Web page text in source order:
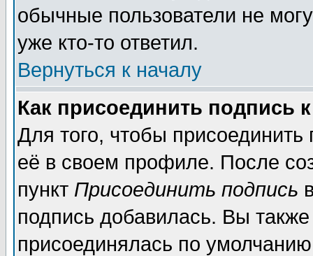
обычные пользователи не
уже кто-то ответил.
Вернуться к началу
Как присоединить подпись
Для того, чтобы
её в своем профиле. После
пункт Присоединить подпись
подпись добавилась. Вы
присоединялась по